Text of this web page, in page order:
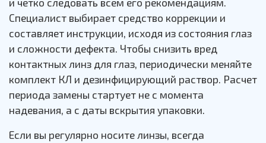
Специалист выбирает средство коррекции и
составляет инструкции, исходя из состояния глаз
и сложности дефекта. Чтобы снизить вред
контактных линз для глаз, периодически меняйте
комплект КЛ и дезинфицирующий раствор. Расчет
периода замены стартует не с момента
надевания, а с даты вскрытия упаковки.
Если вы регулярно носите линзы, всегда